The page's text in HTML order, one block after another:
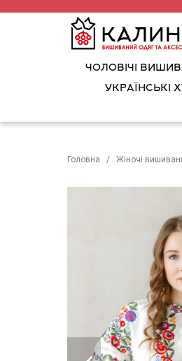
ЧОЛОВІЧІ
УКРАЇНСЬКІ
Головна Жіночі